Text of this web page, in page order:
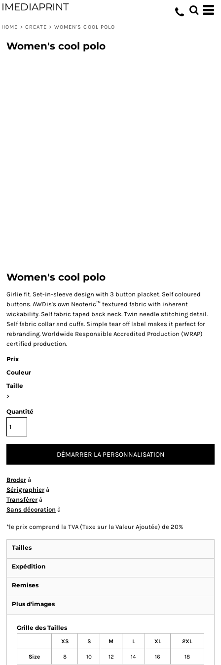
IMEDIAPRINT
HOME > CREATE > WOMEN'S COOL POLO
Women's cool polo
Women's cool polo
Girlie fit. Set-in-sleeve design with 3 button placket. Self coloured
buttons. AWDis's own Neoteric™ textured fabric with inherent
wickability. Self fabric taped back neck. Twin needle stitching detail.
Self fabric collar and cuffs. Simple tear off label makes it perfect for
rebranding. Worldwide Responsible Accredited Production (WRAP)
certified production.
Prix
Couleur
Taille
>
Quantité
DÉMARRER LA PERSONNALISATION
Broder à
Sérigraphier à
Transférer à
Sans décoration à
*le prix comprend la TVA (Taxe sur la Valeur Ajoutée) de 20%
Tailles
Expédition
Remises
Plus d'images
Grille des Tailles
XS S M L XL 2XL
Size 8 10 12 14 16 18